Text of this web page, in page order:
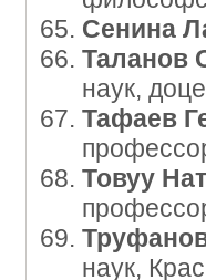
Сенина
Таланов
наук,
Тафаев
Товуу
наук,